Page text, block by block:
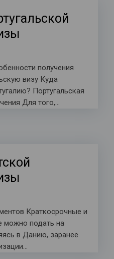
получения
визу Куда
Португальская
Для того,…
Краткосрочные и
можно подать на
в Данию, заранее